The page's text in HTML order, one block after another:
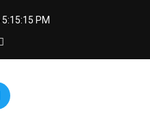
5:15:17 PM